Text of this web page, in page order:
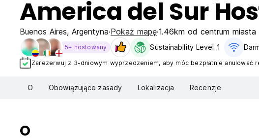
America del Sur
Buenos Aires, Argentyna Pokaż mapę 1.46km od centrum miasta
5+ hostowany Sustainability Level 1
Zarezerwuj z 3-dniowym wyprzedzeniem, aby móc bezpłatnie anulować
O Obowiązujące zasady Lokalizacja Recenzje
O